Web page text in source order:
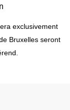
exclusivement
Bruxelles seront